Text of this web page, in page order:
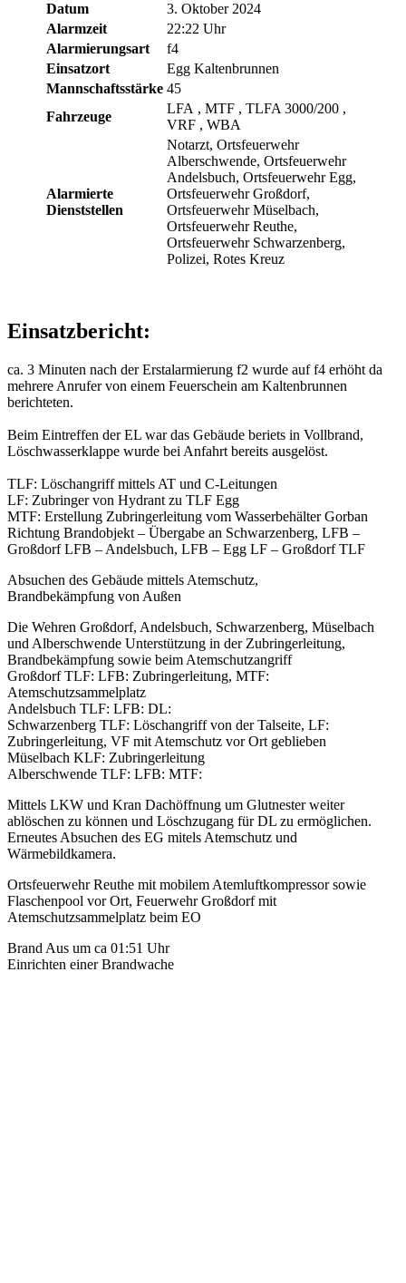
Datum
3. Oktober 2024
Alarmzeit
22:22 Uhr
Alarmierungsart
f4
Einsatzort
Egg Kaltenbrunnen
Mannschaftsstärke 45
Fahrzeuge
LFA , MTF , TLFA 3000/200 ,
VRF , WBA
Alarmierte
Dienststellen
Notarzt, Ortsfeuerwehr
Alberschwende, Ortsfeuerwehr
Andelsbuch, Ortsfeuerwehr Egg,
Ortsfeuerwehr Großdorf,
Ortsfeuerwehr Müselbach,
Ortsfeuerwehr Reuthe,
Ortsfeuerwehr Schwarzenberg,
Polizei, Rotes Kreuz
Einsatzbericht:
ca. 3 Minuten nach der Erstalarmierung f2 wurde auf f4 erhöht da
mehrere Anrufer von einem Feuerschein am Kaltenbrunnen
berichteten.
Beim Eintreffen der EL war das Gebäude beriets in Vollbrand,
Löschwasserklappe wurde bei Anfahrt bereits ausgelöst.
TLF: Löschangriff mittels AT und C-Leitungen
LF: Zubringer von Hydrant zu TLF Egg
MTF: Erstellung Zubringerleitung vom Wasserbehälter Gorban
Richtung Brandobjekt – Übergabe an Schwarzenberg, LFB –
Großdorf LFB – Andelsbuch, LFB – Egg LF – Großdorf TLF
Absuchen des Gebäude mittels Atemschutz,
Brandbekämpfung von Außen
Die Wehren Großdorf, Andelsbuch, Schwarzenberg, Müselbach
und Alberschwende Unterstützung in der Zubringerleitung,
Brandbekämpfung sowie beim Atemschutzangriff
Großdorf TLF: LFB: Zubringerleitung, MTF:
Atemschutzsammelplatz
Andelsbuch TLF: LFB: DL:
Schwarzenberg TLF: Löschangriff von der Talseite, LF:
Zubringerleitung, VF mit Atemschutz vor Ort geblieben
Müselbach KLF: Zubringerleitung
Alberschwende TLF: LFB: MTF:
Mittels LKW und Kran Dachöffnung um Glutnester weiter
ablöschen zu können und Löschzugang für DL zu ermöglichen.
Erneutes Absuchen des EG mitels Atemschutz und
Wärmebildkamera.
Ortsfeuerwehr Reuthe mit mobilem Atemluftkompressor sowie
Flaschenpool vor Ort, Feuerwehr Großdorf mit
Atemschutzsammelplatz beim EO
Brand Aus um ca 01:51 Uhr
Einrichten einer Brandwache